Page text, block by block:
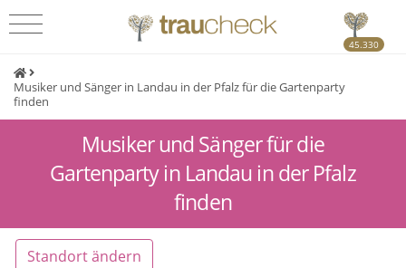
45.330
Musiker und Sänger in Landau in der Pfalz für die Gartenparty
finden
Musiker und Sänger für die
Gartenparty in Landau in der Pfalz
finden
Standort ändern